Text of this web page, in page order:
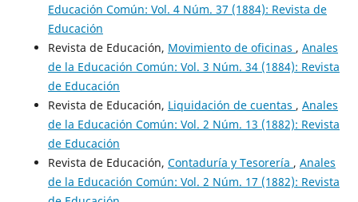
Educación Común: Vol. 4 Núm. 37 (1884): Revista de
Educación
Revista de Educación, Movimiento de oficinas , Anales
de la Educación Común: Vol. 3 Núm. 34 (1884): Revista
de Educación
Revista de Educación, Liquidación de cuentas , Anales
de la Educación Común: Vol. 2 Núm. 13 (1882): Revista
de Educación
Revista de Educación, Contaduría y Tesorería , Anales
de la Educación Común: Vol. 2 Núm. 17 (1882): Revista